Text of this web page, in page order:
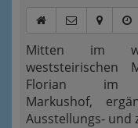
Mitten im
weststeirischen
Florian im
Markushof,
Ausstellungs- und